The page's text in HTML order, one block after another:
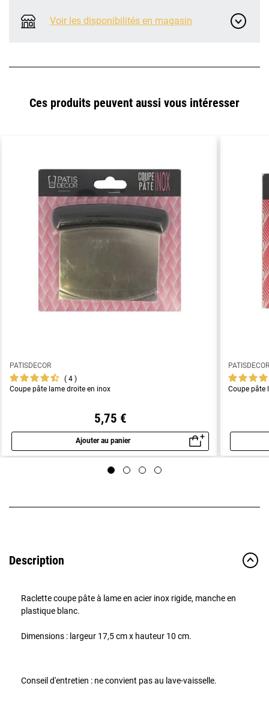
Voir les disponibilités en magasin
Ces produits peuvent aussi vous intéresser
PATISDECOR
4
Coupe pâte lame droite en inox
5,75 €
Ajouter au panier
Aperçu rapide
Coupe pâte
Description
Raclette coupe pâte à lame en acier inox rigide, manche en
plastique blanc.
Dimensions : largeur 17,5 cm x hauteur 10 cm.
Conseil d'entretien : ne convient pas au lave-vaisselle.